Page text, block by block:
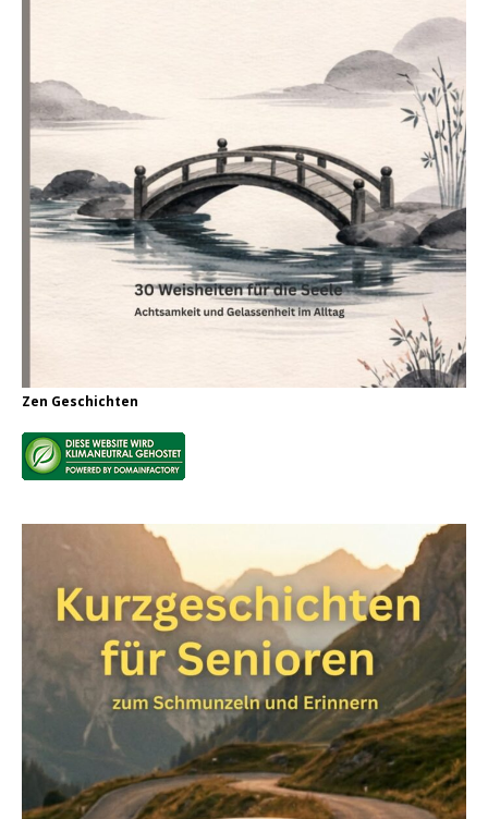
Zen Geschichten